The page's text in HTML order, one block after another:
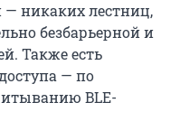
никаких лестниц,
безбарьерной и
Также есть
— по
BLE-